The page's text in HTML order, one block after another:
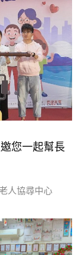
您一起幫長
人協尋中心